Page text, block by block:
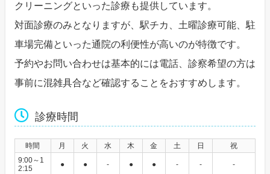
クリーニングといった診療も提供しています。
対面診療のみとなりますが、駅チカ、土曜診療可能、駐
車場完備といった通院の利便性が高いのが特徴です。
予約やお問い合わせは基本的には電話、診察希望の方は
事前に混雑具合など確認することをおすすめします。
診療時間
時間 月 火 水 木 金 土 日
祝
9:00～1
2:15
● ● - ● ● - - -